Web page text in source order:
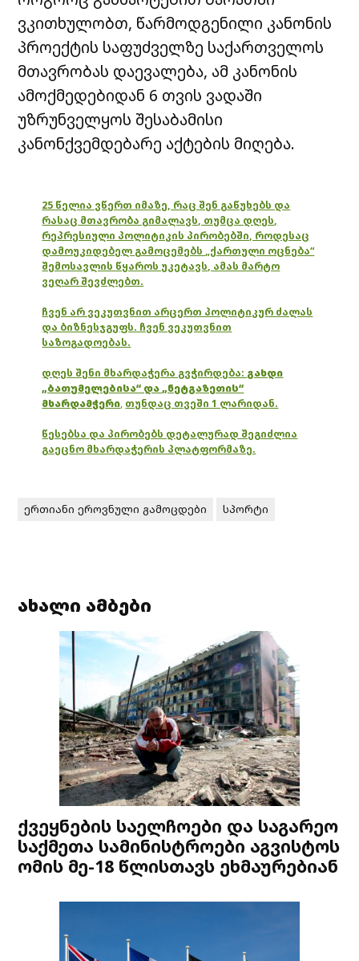
ვკითხულობთ, წარმოდგენილი კანონის
პროექტის საფუძველზე საქართველოს
მთავრობას დაევალება, ამ კანონის
ამოქმედებიდან 6 თვის ვადაში
უზრუნველყოს შესაბამისი
კანონქვემდებარე აქტების მიღება.
25 წელია ვწერთ იმაზე, რაც შენ გაწუხებს და
რასაც მთავრობა გიმალავს, თუმცა დღეს,
რეპრესიული პოლიტიკის პირობებში, როდესაც
დამოუკიდებელ გამოცემებს „ქართული ოცნება“
შემოსავლის წყაროს უკეტავს, ამას მარტო
ვეღარ შევძლებთ.
ჩვენ არ ვეკუთვნით არცერთ პოლიტიკურ ძალას
და ბიზნესჯგუფს. ჩვენ ვეკუთვნით
საზოგადოებას.
დღეს შენი მხარდაჭერა გვჭირდება: გახდი
„ბათუმელებისა“ და „ნეტგაზეთის“
მხარდამჭერი, თუნდაც თვეში 1 ლარიდან.
წესებსა და პირობებს დეტალურად შეგიძლია
გაეცნო მხარდაჭერის პლატფორმაზე.
ერთიანი ეროვნული გამოცდები სპორტი
ახალი ამბები
ქვეყნების საელჩოები და საგარეო
საქმეთა სამინისტროები აგვისტოს
ომის მე-18 წლისთავს ეხმაურებიან